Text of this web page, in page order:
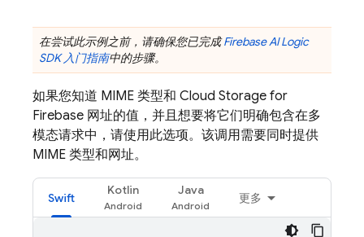
在尝试此示例之前，请确保您已完成Firebase AI Logic
SDK 入门指南中的步骤。
如果您知道 MIME 类型和 Cloud Storage for
Firebase 网址的值，并且想要将它们明确包含在多
模态请求中，请使用此选项。该调用需要同时提供
MIME 类型和网址。
Swift
Kotlin Java
更多